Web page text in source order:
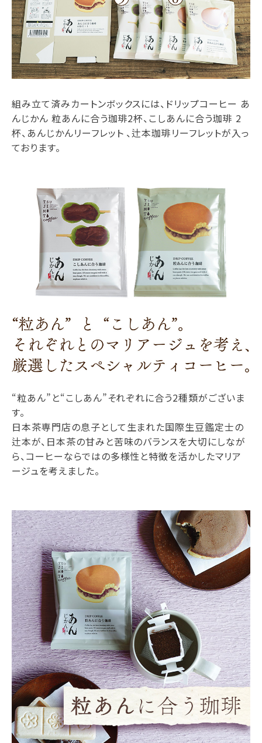
組み立て済みカートンボックスには、ドリップコーヒー あ
んじかん 粒あんに合う珈琲2杯、こしあんに合う珈琲 2
杯、あんじかんリーフレット 、辻本珈琲リーフレットが入っ
ております。
“粒あん”と“こしあん”それぞれに合う2種類がございま
す。
日本茶専門店の息子として生まれた国際生豆鑑定士の
辻本が、日本茶の甘みと苦味のバランスを大切にしなが
ら、コーヒーならではの多様性と特徴を活かしたマリア
ージュを考えました。